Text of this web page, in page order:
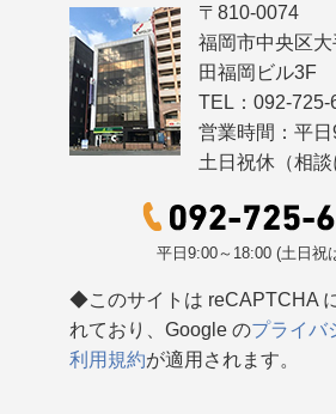
〒810-0074
福岡市中央区
田福岡ビル3F
TEL：092-725-
営業時間：平
土日祝休（相談
平日9:00～18:00 (土日祝
◆このサイトは reCAPTCHA
れており、Google のプライバ
利用規約が適用されます。